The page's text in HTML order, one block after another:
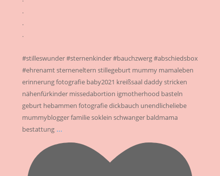
.
.
.
#stilleswunder #sternenkinder #bauchzwerg #abschiedsbox
#ehrenamt sterneneltern stillegeburt mummy mamaleben
erinnerung fotografie baby2021 kreißsaal daddy stricken
nähenfürkinder missedabortion igmotherhood basteln
geburt hebammen fotografie dickbauch unendlicheliebe
mummyblogger familie soklein schwanger baldmama
bestattung ...